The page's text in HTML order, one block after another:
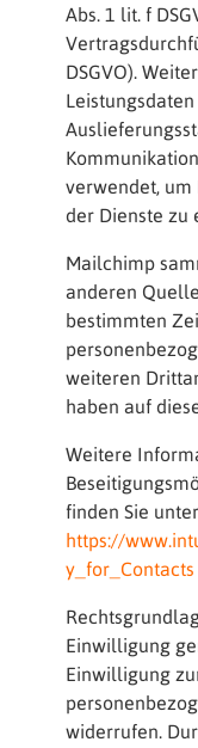
Abs. 1 lit. f
DSGVO).
verwendet, um
der Dienste zu
Mailchimp
anderen
bestimmten
weiteren
haben auf
Weitere
finden Sie
https://
y_for_Contacts
Einwilligung
Einwilligung
widerrufen.